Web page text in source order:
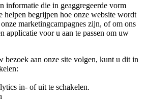
informatie die in geaggregeerde vorm
helpen begrijpen hoe onze website wordt
marketingcampagnes zijn, of om ons
applicatie voor u aan te passen om uw
aan onze site volgen, kunt u dit in
in- of uit te schakelen.